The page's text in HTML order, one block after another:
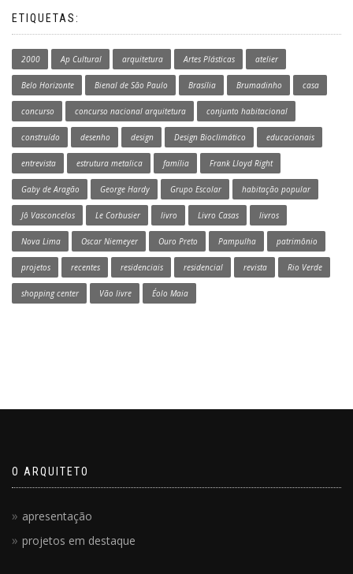
ETIQUETAS:
2000 Ap Cultural arquitetura Artes Plásticas atelier
Belo Horizonte Bienal de São Paulo Brasília Brumadinho casa
concurso concurso nacional arquitetura conjunto habitacional
construído desenho design Design Bioclimático educacionais
entrevista estrutura metalica família Frank Lloyd Right
Gaby de Aragão George Hardy Grupo Escolar habitação popular
Jô Vasconcelos Le Corbusier livro Livro Casas livros
Nova Lima Oscar Niemeyer Ouro Preto Pampulha patrimônio
projetos recentes residenciais residencial revista Rio Verde
shopping center Vão livre Éolo Maia
O ARQUITETO
apresentação
projetos em destaque